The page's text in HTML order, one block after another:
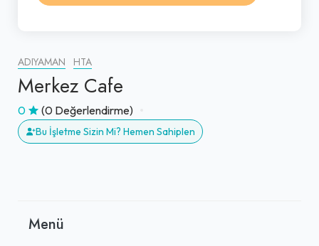
ADIYAMAN HTA
Merkez Cafe
0 (0 Değerlendirme)
Bu İşletme Sizin Mi? Hemen Sahiplen
Menü